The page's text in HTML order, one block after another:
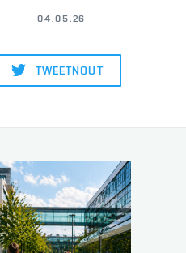
04.05.26
TWEETNOUT